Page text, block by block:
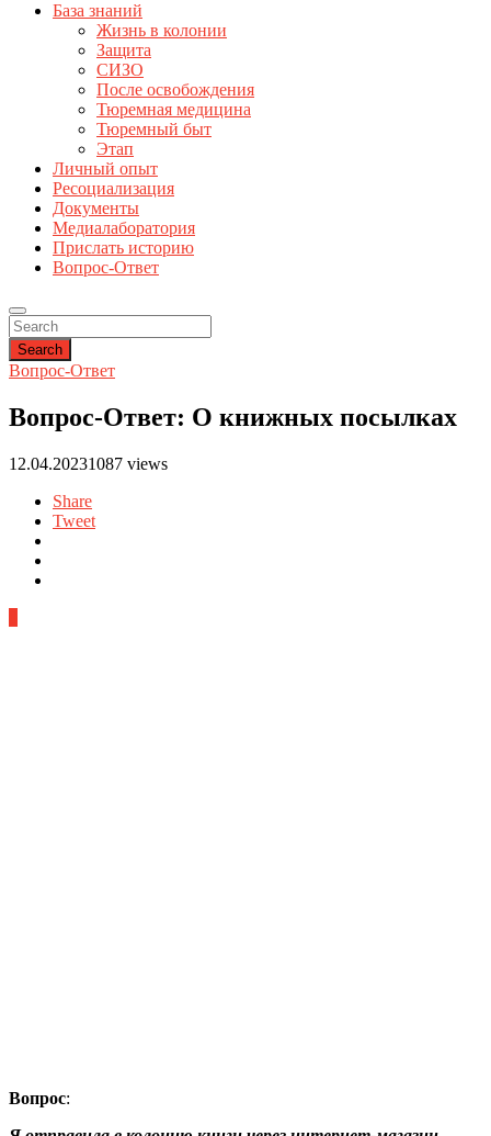
База знаний
Жизнь в колонии
Защита
СИЗО
После освобождения
Тюремная медицина
Тюремный быт
Этап
Личный опыт
Ресоциализация
Документы
Медиалаборатория
Прислать историю
Вопрос-Ответ
Search
Вопрос-Ответ
Вопрос-Ответ: О книжных посылках
12.04.20231087 views
Share
Tweet
Вопрос: